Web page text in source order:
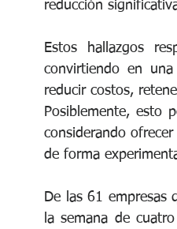
reducción
Estos hallazgos
convirtiendo en
reducir costos,
Posiblemente, esto
considerando
de forma
De las 61
la semana de